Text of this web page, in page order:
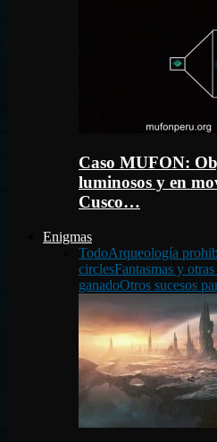
Caso MUFON:
luminosos y en
Cusco…
Enigmas
TodoArqueología
circlesFantasmas y
ganadoOtros sucesos